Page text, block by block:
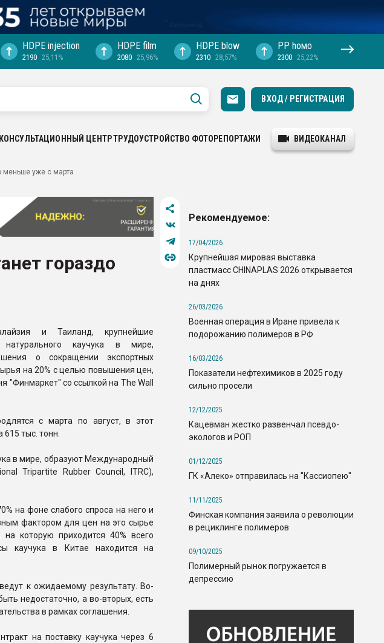
HDPE injection
2190 25,11%
HDPE film
2080 25,96%
HDPE blow
2310 28,57%
PP hомо
2300 25,22%
ВХОД / РЕГИСТРАЦИЯ
КОНСУЛЬТАЦИОННЫЙ ЦЕНТРТРУДОУСТРОЙСТВО ФОТОРЕПОРТАЖИ ВИДЕОКАНАЛ
меньше уже с марта
гораздо
и Таиланд, крупнейшие
натурального каучука в мире,
о сокращении экспортных
на 20% с целью повышения цен,
"Финмаркет" со ссылкой на The Wall
с марта по август, в этот
615 тыс. тонн.
в мире, образуют Международный
Tripartite Rubber Council, ITRC),
на фоне слабого спроса на него и
фактором для цен на это сырье
которую приходится 40% всего
каучука в Китае находится на
к ожидаемому результату. Во-
недостаточно, а во-вторых, есть
в рамках соглашения.
на поставку каучука через 6
Рекомендуемое:
17/04/2026
Крупнейшая мировая выставка
пластмасс CHINAPLAS 2026 открывается
на днях
26/03/2026
Военная операция в Иране привела к
подорожанию полимеров в РФ
16/03/2026
Показатели нефтехимиков в 2025 году
сильно просели
12/12/2025
Кацевман жестко развенчал псевдо-
экологов и РОП
01/12/2025
ГК «Алеко» отправилась на "Кассиопею"
11/11/2025
Финская компания заявила о революции
в рециклинге полимеров
09/10/2025
Полимерный рынок погружается в
депрессию